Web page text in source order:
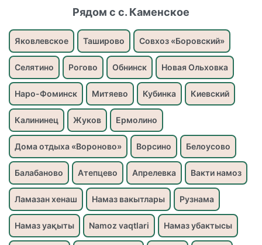
Рядом с с. Каменское
Яковлевское Таширово Совхоз «Боровский»
Селятино Рогово Обнинск Новая Ольховка
Наро-Фоминск Митяево Кубинка Киевский
Калининец Жуков Ермолино
Дома отдыха «Вороново» Ворсино Белоусово
Балабаново Атепцево Апрелевка Вакти намоз
Ламазан хенаш Намаз вакытлары Рузнама
Намаз уақыты Namoz vaqtlari Намаз убактысы